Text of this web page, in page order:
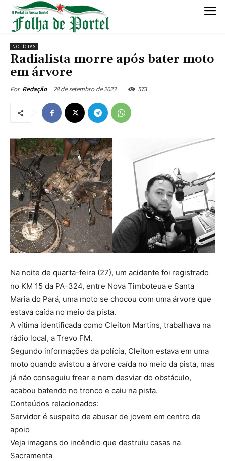
NOTÍCIAS
Radialista morre após bater moto
em árvore
Por Redação 28 de setembro de 2023 573
Na noite de quarta-feira (27), um acidente foi registrado
no KM 15 da PA-324, entre Nova Timboteua e Santa
Maria do Pará, uma moto se chocou com uma árvore que
estava caída no meio da pista.
A vítima identificada como Cleiton Martins, trabalhava na
rádio local, a Trevo FM.
Segundo informações da polícia, Cleiton estava em uma
moto quando avistou a árvore caída no meio da pista, mas
já não conseguiu frear e nem desviar do obstáculo,
acabou batendo no tronco e caiu na pista.
Conteúdos relacionados:
Servidor é suspeito de abusar de jovem em centro de
apoio
Veja imagens do incêndio que destruiu casas na
Sacramenta